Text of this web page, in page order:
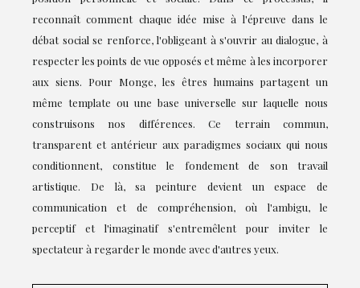
reconnaît comment chaque idée mise à l'épreuve dans le
débat social se renforce, l'obligeant à s'ouvrir au dialogue, à
respecter les points de vue opposés et même à les incorporer
aux siens. Pour Monge, les êtres humains partagent un
même template ou une base universelle sur laquelle nous
construisons nos différences. Ce terrain commun,
transparent et antérieur aux paradigmes sociaux qui nous
conditionnent, constitue le fondement de son travail
artistique. De là, sa peinture devient un espace de
communication et de compréhension, où l'ambigu, le
perceptif et l'imaginatif s'entremêlent pour inviter le
spectateur à regarder le monde avec d'autres yeux.